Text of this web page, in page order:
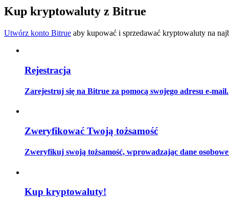
Zostań traderem kopiującym
Informacja
Analiza Big Data, w tym informacje handlowe itp.
Kup kryptowaluty z Bitrue
Utwórz konto Bitrue aby kupować i sprzedawać kryptowaluty na
Rejestracja
Zarejestruj się na Bitrue za pomocą swojego adresu e-mail.
Zweryfikować Twoją tożsamość
Zweryfikuj swoją tożsamość, wprowadzając dane
Kup kryptowaluty!